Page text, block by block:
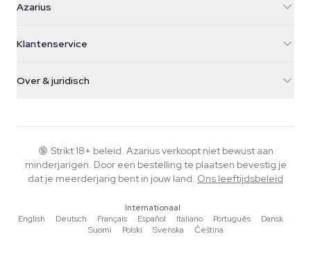
Galvaniweg 11
Nederland
+31(0)204897914
Azarius
Smokeshop
Klantenservice
Retourbeleid
Veelgestelde vragen
Privacybeleid
Over & juridisch
Wiki
Muziek
Redactionele normen
Tools & Calculators
🔞 Strikt 18+ beleid. Azarius verkoopt niet bewust aan
minderjarigen. Door een bestelling te plaatsen bevestig je
dat je meerderjarig bent in jouw land. Ons leeftijdsbeleid
Internationaal
English
·Deutsch ·Français ·Español ·Italiano ·Português ·Dansk
·
Suomi
·Polski ·Svenska ·Čeština